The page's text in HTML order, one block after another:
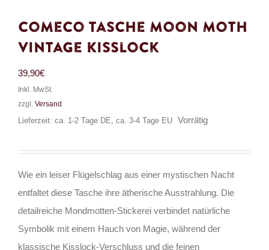
Comeco Tasche Moon Moth
Vintage Kisslock
39,90€
Inkl. MwSt.
zzgl. Versand
Lieferzeit: ca. 1-2 Tage DE, ca. 3-4 Tage EU
Vorrätig
Wie ein leiser Flügelschlag aus einer mystischen Nacht
entfaltet diese Tasche ihre ätherische Ausstrahlung. Die
detailreiche Mondmotten-Stickerei verbindet natürliche
Symbolik mit einem Hauch von Magie, während der
klassische Kisslock-Verschluss und die feinen